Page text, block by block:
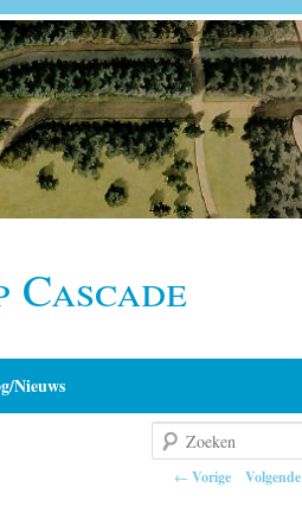
Nieuws
Berichtnavigatie
← Vorige Volgende